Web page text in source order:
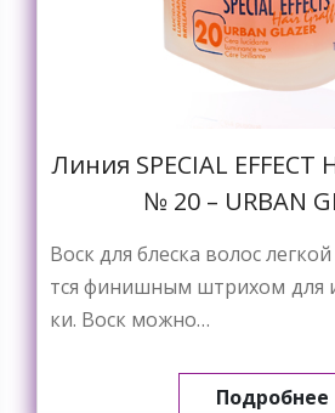
Линия SPECIAL EFFECT
№ 20 – URBAN
Воск для блеска волос
тся финишным штрихом для
ки. Воск можно…
Подробнее